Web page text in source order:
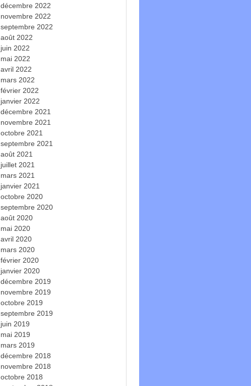
décembre 2022
novembre 2022
septembre 2022
août 2022
juin 2022
mai 2022
avril 2022
mars 2022
février 2022
janvier 2022
décembre 2021
novembre 2021
octobre 2021
septembre 2021
août 2021
juillet 2021
mars 2021
janvier 2021
octobre 2020
septembre 2020
août 2020
mai 2020
avril 2020
mars 2020
février 2020
janvier 2020
décembre 2019
novembre 2019
octobre 2019
septembre 2019
juin 2019
mai 2019
mars 2019
décembre 2018
novembre 2018
octobre 2018